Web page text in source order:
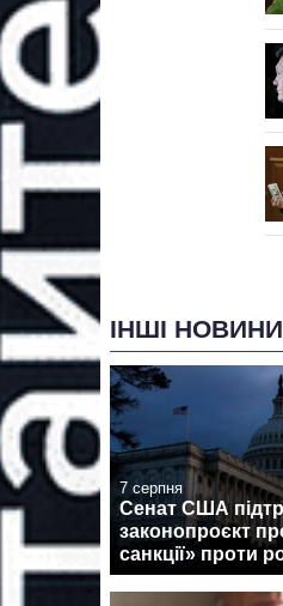
ІНШІ
7 серпня
Сенат США
законопроєкт
санкції» проти